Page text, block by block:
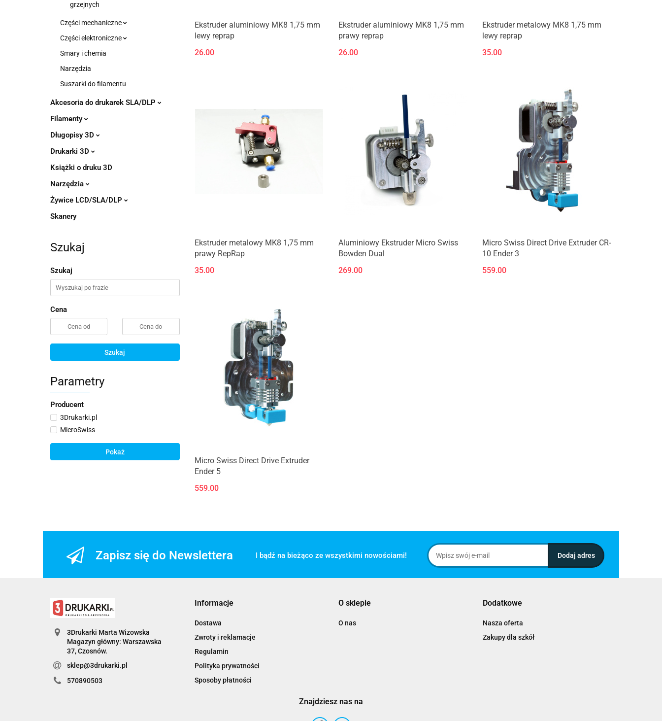
grzejnych
Części mechaniczne
Części elektroniczne
Smary i chemia
Narzędzia
Suszarki do filamentu
Akcesoria do drukarek SLA/DLP
Filamenty
Długopisy 3D
Drukarki 3D
Książki o druku 3D
Narzędzia
Żywice LCD/SLA/DLP
Skanery
Szukaj
Szukaj
Cena
Szukaj
Parametry
Producent
3Drukarki.pl
MicroSwiss
Pokaż
Produkt niedostępny
Ekstruder aluminiowy MK8 1,75 mm
lewy reprap
26.00
Produkt niedostępny
Ekstruder aluminiowy MK8 1,75 mm
prawy reprap
26.00
Produkt niedostępny
Ekstruder metalowy MK8 1,75 mm
lewy reprap
35.00
Produkt niedostępny
Ekstruder metalowy MK8 1,75 mm
prawy RepRap
35.00
Produkt niedostępny
Aluminiowy Ekstruder Micro Swiss
Bowden Dual
269.00
Produkt niedostępny
Micro Swiss Direct Drive Extruder CR-
10 Ender 3
559.00
Produkt niedostępny
Micro Swiss Direct Drive Extruder
Ender 5
559.00
Zapisz się do Newslettera I bądź na bieżąco ze wszystkimi nowościami!
3Drukarki Marta Wizowska
Magazyn główny: Warszawska
sklep@3drukarki.pl
570890503
Informacje
Dostawa
Zwroty i reklamacje
Regulamin
Polityka prywatności
Sposoby płatności
O sklepie
O nas
Dodatkowe
Nasza oferta
Zakupy dla szkół
Znajdziesz nas na